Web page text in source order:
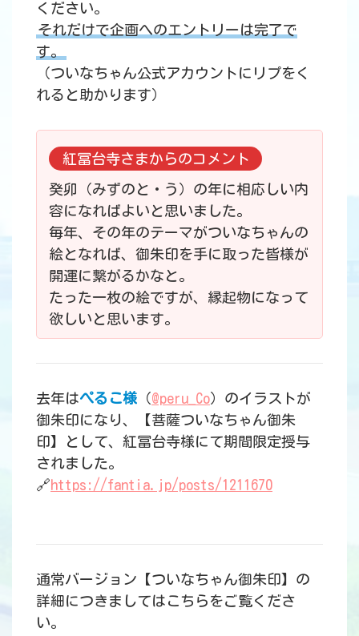
ください。
それだけで企画へのエントリーは完了で
す。
（ついなちゃん公式アカウントにリプをく
れると助かります）
紅冨台寺さまからのコメント
癸卯（みずのと・う）の年に相応しい内
容になればよいと思いました。
毎年、その年のテーマがついなちゃんの
絵となれば、御朱印を手に取った皆様が
開運に繋がるかなと。
たった一枚の絵ですが、縁起物になって
欲しいと思います。
去年はぺるこ様 （@peru_Co）のイラストが
御朱印になり、【菩薩ついなちゃん御朱
印】として、紅冨台寺様にて期間限定授与
されました。
🔗https://fantia.jp/posts/1211670
通常バージョン【ついなちゃん御朱印】の
詳細につきましてはこちらをご覧くださ
い。